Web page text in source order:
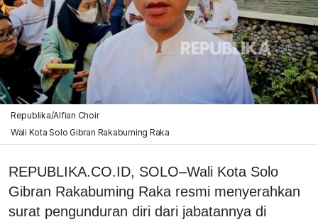
Republika/Alfian Choir
Wali Kota Solo Gibran Rakabuming Raka
REPUBLIKA.CO.ID, SOLO–Wali Kota Solo
Gibran Rakabuming Raka resmi menyerahkan
surat pengunduran diri dari jabatannya di